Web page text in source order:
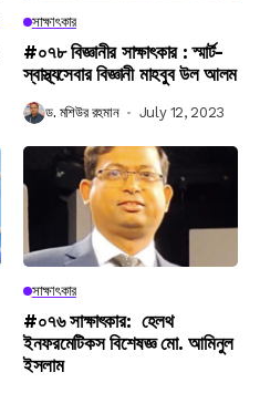
সাক্ষাৎকার
#০৭৮ বিজ্ঞানীর সাক্ষাৎকার : স্মার্ট-
স্বাস্থ্যসেবার বিজ্ঞানী মাহবুব উল আলম
ড. মশিউর রহমান July 12, 2023
সাক্ষাৎকার
#০৭৬ সাক্ষাৎকার: হেলথ
ইনফরমেটিকস বিশেষজ্ঞ মো. আমিনুল
ইসলাম